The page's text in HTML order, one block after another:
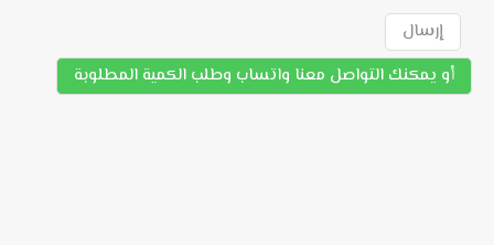
إرسال
أو يمكنك التواصل معنا واتساب وطلب الكمية المطلوبة